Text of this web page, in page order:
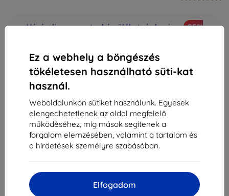
Ez a webhely a böngészés
tökéletesen használható süti-kat
használ.
Weboldalunkon sütiket használunk. Egyesek
elengedhetetlenek az oldal megfelelő
működéséhez, míg mások segítenek a
forgalom elemzésében, valamint a tartalom és
a hirdetések személyre szabásában.
Elfogadom
Vásárolja meg ezt a készüléket, és kapjon
25%
Leírás és specifikáció
Vegső ár
54 290 Ft
48 861 Ft
-10% Kedvezmény kuponnalEXTRA10 Kosárba
elfogyott
elfogyott